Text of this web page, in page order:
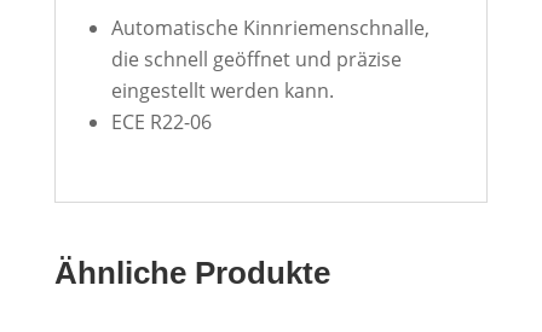
Automatische Kinnriemenschnalle,
die schnell geöffnet und präzise
eingestellt werden kann.
ECE R22-06
Ähnliche Produkte